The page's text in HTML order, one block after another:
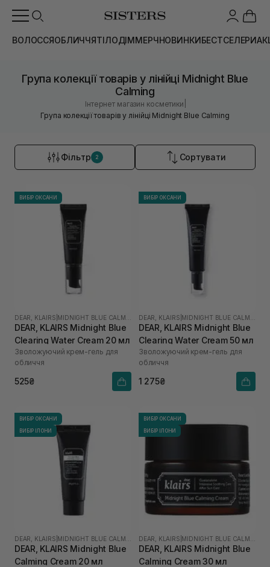
ВОЛОССЯОБЛИЧЧЯТІЛОДІММЕРЧНОВИНКИБЕСТСЕЛЕРИ
Група колекції товарів у лінійці Midnight Blue
Calming
Інтернет магазин косметики
Група колекції товарів у лінійці Midnight Blue Calming
Фільтр 2 Сортувати
ВИБІР ОКСАНИ
DEAR, KLAIRS
DEAR, KLAIRS Midnight Blue
Clearing Water Cream 20 мл
Зволожуючий крем-гель для
обличчя
525₴
ВИБІР ОКСАНИ
DEAR, KLAIRS
DEAR, KLAIRS Midnight Blue
Clearing Water Cream 50 мл
Зволожуючий крем-гель для
обличчя
1 275₴
ВИБІР ОКСАНИ
ВИБІР ІЛОНИ
DEAR, KLAIRS
DEAR, KLAIRS Midnight Blue
Calming Cream 20 мл
ВИБІР ОКСАНИ
ВИБІР ІЛОНИ
DEAR, KLAIRS
DEAR, KLAIRS Midnight Blue
Calming Cream 30 мл